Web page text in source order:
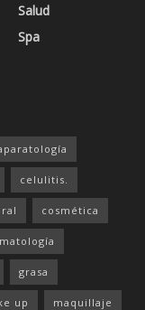
Salud
Spa
celulitis.
cosmética
grasa
up maquillaje